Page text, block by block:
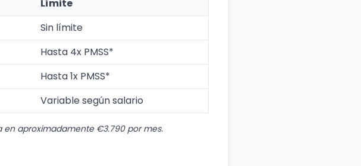
Límite
Sin límite
Hasta 4x PMSS*
Hasta 1x PMSS*
Variable según salario
en aproximadamente €3.790 por mes.